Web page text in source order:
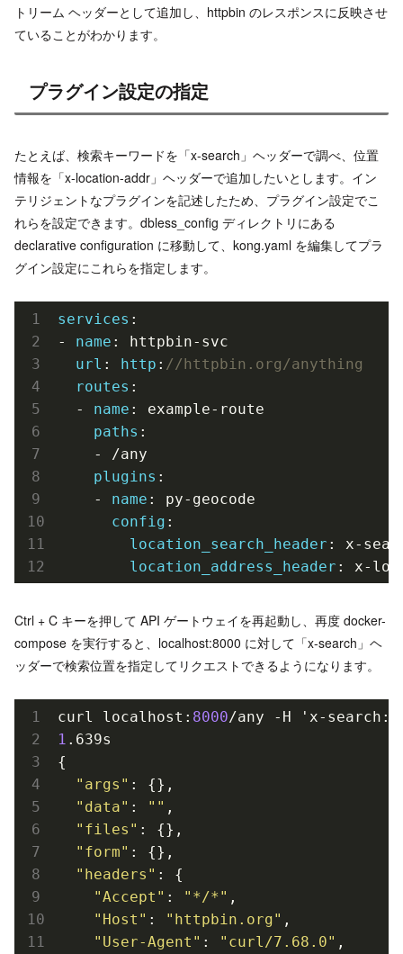
トリーム ヘッダーとして追加し、httpbin のレスポンスに反映させ
ていることがわかります。
プラグイン設定の指定
たとえば、検索キーワードを「x-search」ヘッダーで調べ、位置
情報を「x-location-addr」ヘッダーで追加したいとします。イン
テリジェントなプラグインを記述したため、プラグイン設定でこ
れらを設定できます。dbless_config ディレクトリにある
declarative configuration に移動して、kong.yaml を編集してプラ
グイン設定にこれらを指定します。
services :
- name : httpbin-svc
url : http : //httpbin.org/anything
routes :
  -
name : example-route
paths :
    - /any
plugins :
    -
name : py-geocode
config :
location_search_header : x-
location_address_header
Ctrl + C キーを押して API ゲートウェイを再起動し、再度 docker-
compose を実行すると、localhost:8000 に対して「x-search」ヘ
ッダーで検索位置を指定してリクエストできるようになります。
curl localhost: 8000/any -H 'x-search:
1 .639s
{
"args" : {},
"data" : "" ,
"files" : {},
"form" : {},
"headers" : {
"Accept" : "*/*" ,
"Host" : "httpbin.org" ,
"User-Agent" : "curl/7.68.0" ,